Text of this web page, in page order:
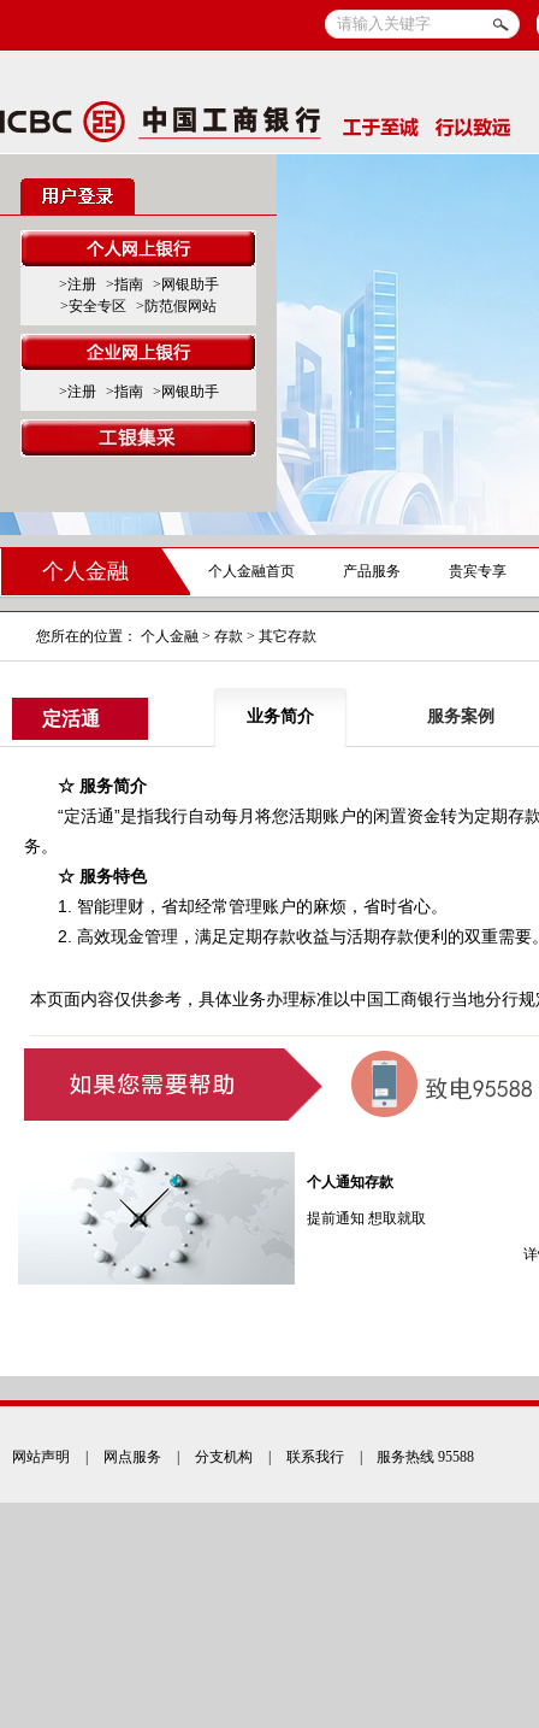
>注册 >指南
>网银助手
>安全专区
>防范假网站
>注册 >指南 >网银助手
个人金融 个人金融首页 产品服务 贵宾专享
您所在的位置： 个人金融 > 存款 > 其它存款
定活通 业务简介 服务案例
☆ 服务简介
“定活通”是指我行自动每月将您活期账户的闲置资金转为定期存
务。
☆ 服务特色
1. 智能理财，省却经常管理账户的麻烦，省时省心。
2. 高效现金管理，满足定期存款收益与活期存款便利的双重需要
本页面内容仅供参考，具体业务办理标准以中国工商银行当地分行
个人通知存款
提前通知 想取就取
网站声明 网点服务 分支机构 联系我行 | 服务热线 95588